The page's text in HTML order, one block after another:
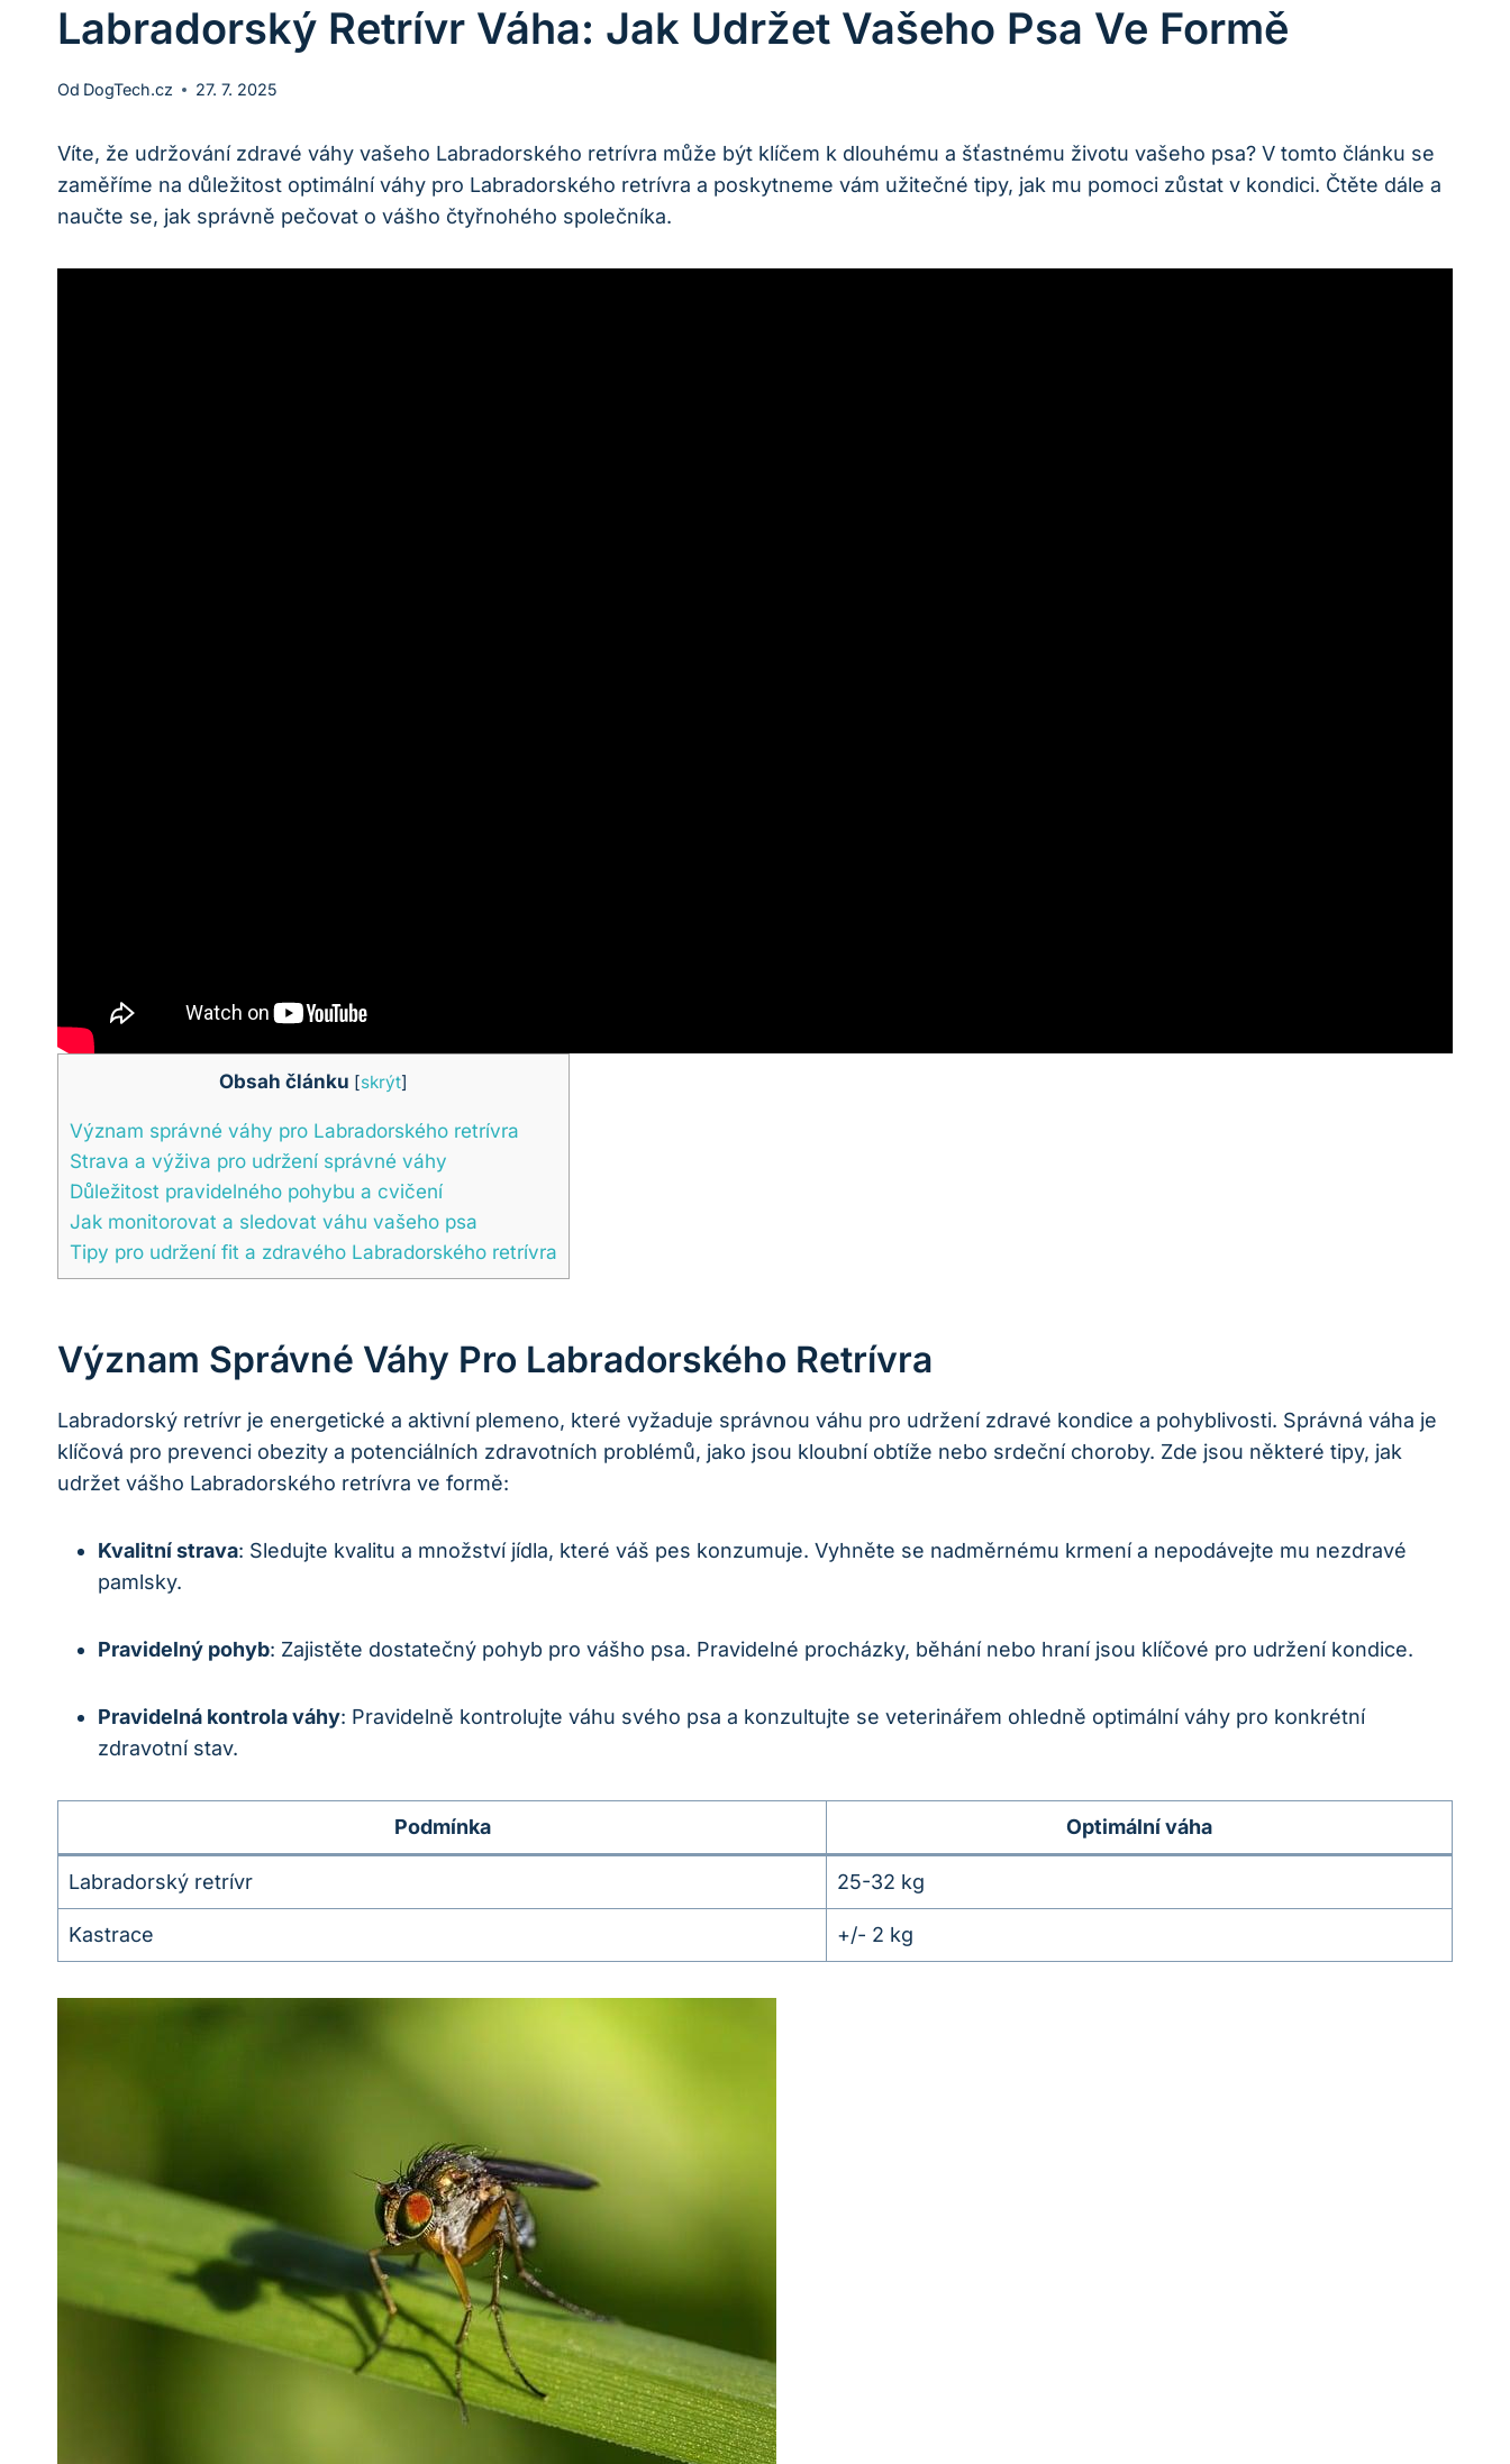
Labradorský Retrívr Váha: Jak Udržet Vašeho Psa Ve Formě
Od DogTech.cz 27. 7. 2025
Víte, že udržování zdravé váhy vašeho Labradorského retrívra může být klíčem k dlouhému a šťastnému životu vašeho psa? V tomto článku se
zaměříme na důležitost optimální váhy pro Labradorského retrívra a poskytneme vám užitečné tipy, jak mu pomoci zůstat v kondici. Čtěte dále a
naučte se, jak správně pečovat o vášho čtyřnohého společníka.
Obsah článku [skrýt]
Význam správné váhy pro Labradorského retrívra
Strava a výživa pro udržení správné váhy
Důležitost pravidelného pohybu a cvičení
Jak monitorovat a sledovat váhu vašeho psa
Tipy pro udržení fit a zdravého Labradorského retrívra
Význam Správné Váhy Pro Labradorského Retrívra
Labradorský retrívr je energetické a aktivní plemeno, které vyžaduje správnou váhu pro udržení zdravé kondice a pohyblivosti. Správná váha je
klíčová pro prevenci obezity a potenciálních zdravotních problémů, jako jsou kloubní obtíže nebo srdeční choroby. Zde jsou některé tipy, jak
udržet vášho Labradorského retrívra ve formě:
Kvalitní strava: Sledujte kvalitu a množství jídla, které váš pes konzumuje. Vyhněte se nadměrnému krmení a nepodávejte mu nezdravé
pamlsky.
Pravidelný pohyb: Zajistěte dostatečný pohyb pro vášho psa. Pravidelné procházky, běhání nebo hraní jsou klíčové pro udržení kondice.
Pravidelná kontrola váhy: Pravidelně kontrolujte váhu svého psa a konzultujte se veterinářem ohledně optimální váhy pro konkrétní
zdravotní stav.
Podmínka Optimální váha
Labradorský retrívr 25-32 kg
Kastrace +/- 2 kg